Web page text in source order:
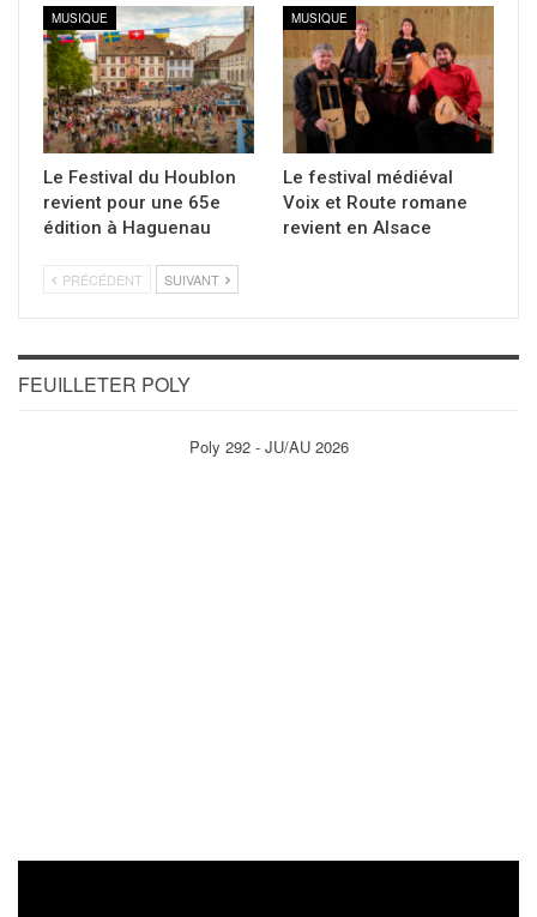
MUSIQUE
Le Festival du Houblon
revient pour une 65e
édition à Haguenau
MUSIQUE
Le festival médiéval
Voix et Route romane
revient en Alsace
PRÉCÉDENT SUIVANT
FEUILLETER POLY
Poly 292 - JU/AU 2026